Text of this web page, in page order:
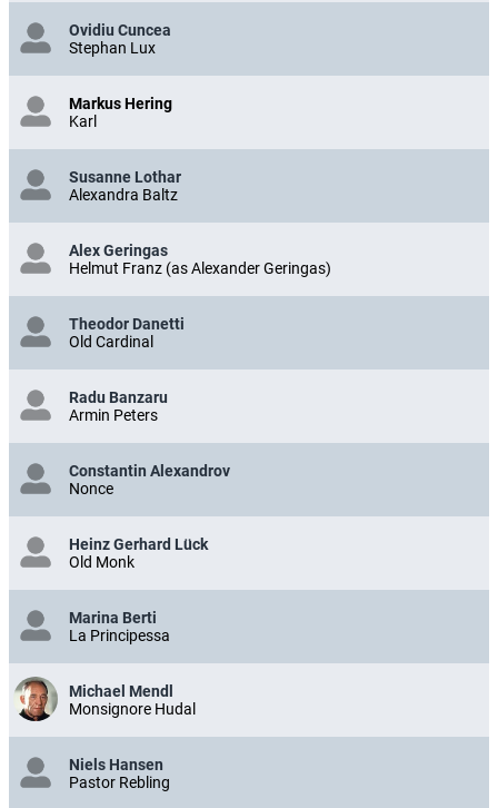
Ovidiu Cuncea
Stephan Lux
Markus Hering
Karl
Susanne Lothar
Alexandra Baltz
Alex Geringas
Helmut Franz (as Alexander Geringas)
Theodor Danetti
Old Cardinal
Radu Banzaru
Armin Peters
Constantin Alexandrov
Nonce
Heinz Gerhard Lück
Old Monk
Marina Berti
La Principessa
Michael Mendl
Monsignore Hudal
Niels Hansen
Pastor Rebling